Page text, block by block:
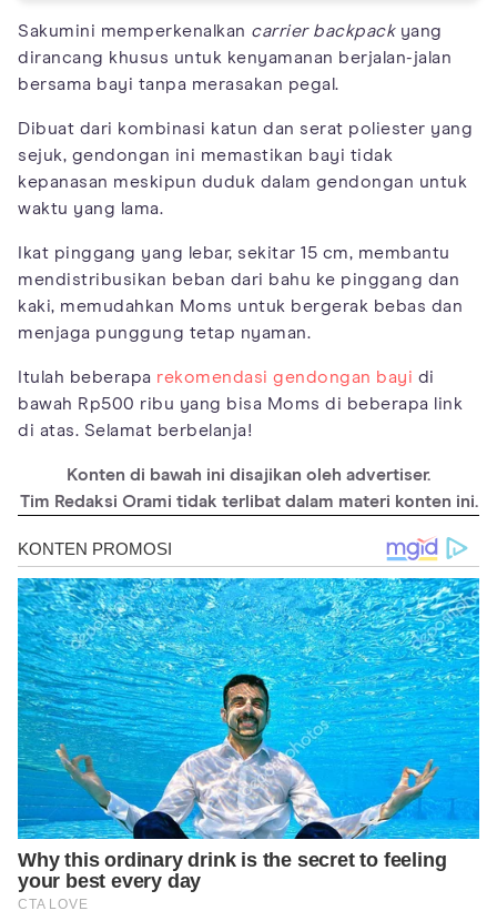
Sakumini memperkenalkan carrier backpackyang
dirancang khusus untuk kenyamanan berjalan-jalan
bersama bayi tanpa merasakan pegal.
Dibuat dari kombinasi katun dan serat poliester yang
sejuk, gendongan ini memastikan bayi tidak
kepanasan meskipun duduk dalam gendongan untuk
waktu yang lama.
Ikat pinggang yang lebar, sekitar 15 cm, membantu
mendistribusikan beban dari bahu ke pinggang dan
kaki, memudahkan Moms untuk bergerak bebas dan
menjaga punggung tetap nyaman.
Itulah beberapa rekomendasi gendongan bayi di
bawah Rp500 ribu yang bisa Moms di beberapa link
di atas. Selamat berbelanja!
Konten di bawah ini disajikan oleh advertiser.
Tim Redaksi Orami tidak terlibat dalam materi konten ini.